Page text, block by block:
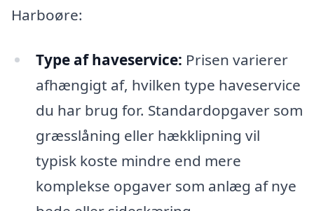
Harboøre:
Type af haveservice: Prisen varierer
afhængigt af, hvilken type haveservice
du har brug for. Standardopgaver som
græsslåning eller hækklipning vil
typisk koste mindre end mere
komplekse opgaver som anlæg af nye